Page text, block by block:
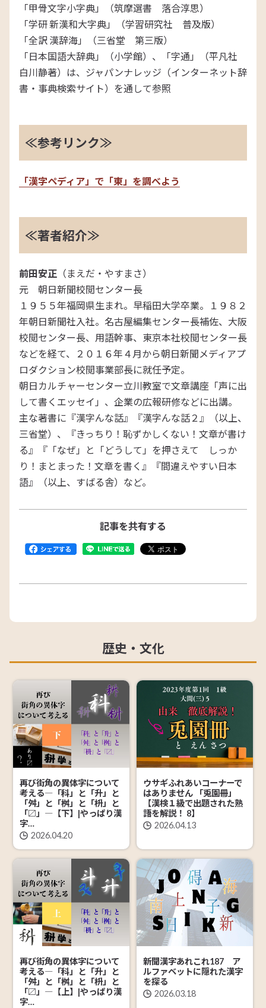
「甲骨文字小字典」（筑摩選書 落合淳思）
「学研 新漢和大字典」（学習研究社 普及版）
「全訳 漢辞海」（三省堂 第三版）
「日本国語大辞典」（小学館）、「字通」（平凡社
白川静著）は、ジャパンナレッジ（インターネット辞
書・事典検索サイト）を通して参照
≪参考リンク≫
「漢字ペディア」で「東」を調べよう
≪著者紹介≫
前田安正（まえだ・やすまさ）
元 朝日新聞校閲センター長
１９５５年福岡県生まれ。早稲田大学卒業。１９８２
年朝日新聞社入社。名古屋編集センター長補佐、大阪
校閲センター長、用語幹事、東京本社校閲センター長
などを経て、２０１６年４月から朝日新聞メディアプ
ロダクション校閲事業部長に就任予定。
朝日カルチャーセンター立川教室で文章講座「声に出
して書くエッセイ」、企業の広報研修などに出講。
主な著書に『漢字んな話』『漢字んな話２』（以上、
三省堂）、『きっちり！恥ずかしくない！文章が書け
る』『「なぜ」と「どうして」を押さえて しっか
り！まとまった！文章を書く』『間違えやすい日本
語』（以上、すばる舎）など。
記事を共有する
歴史・文化
再び街角の異体字について
考える―「科」と「升」と
「舛」と「桝」と「枡」と
「〼」―【下】|やっぱり漢
字…
2026.04.20
ウサギふれあいコーナーで
はありません 「兎園冊」
【漢検１級で出題された熟
語を解説！ 8】
2026.04.13
再び街角の異体字について
考える―「科」と「升」と
「舛」と「桝」と「枡」と
「〼」―【上】|やっぱり漢
字…
新聞漢字あれこれ187 ア
ルファベットに隠れた漢字
を探る
2026.03.18